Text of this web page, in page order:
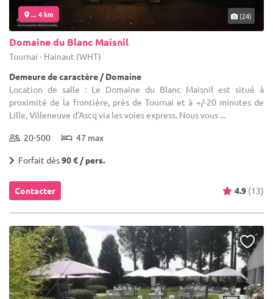
... 4 km (24)
Domaine du Blanc Maisnil
Tournai - Hainaut (WHT)
Demeure de caractère / Domaine
Location de salle : Le Domaine du Blanc Maisnil est situé à
proximité de la frontière, près de Tournai et à +/-20 minutes de
Lille, Villeneuve d'Ascq via les voies express. Nous vous ...
20-500 47 max
Forfait dès90 € / pers.
Contacter 4.9 (13)